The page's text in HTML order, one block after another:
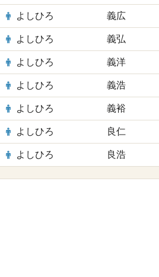
よしひろ 義広
よしひろ 義弘
よしひろ 義洋
よしひろ 義浩
よしひろ 義裕
よしひろ 良仁
よしひろ 良浩